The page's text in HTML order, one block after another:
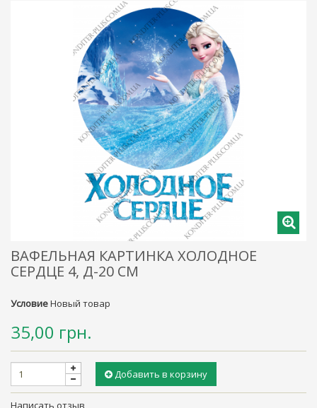
ВАФЕЛЬНАЯ КАРТИНКА ХОЛОДНОЕ
СЕРДЦЕ 4, Д-20 СМ
УсловиеНовый товар
35,00 грн.
Добавить в корзину
Написать отзыв